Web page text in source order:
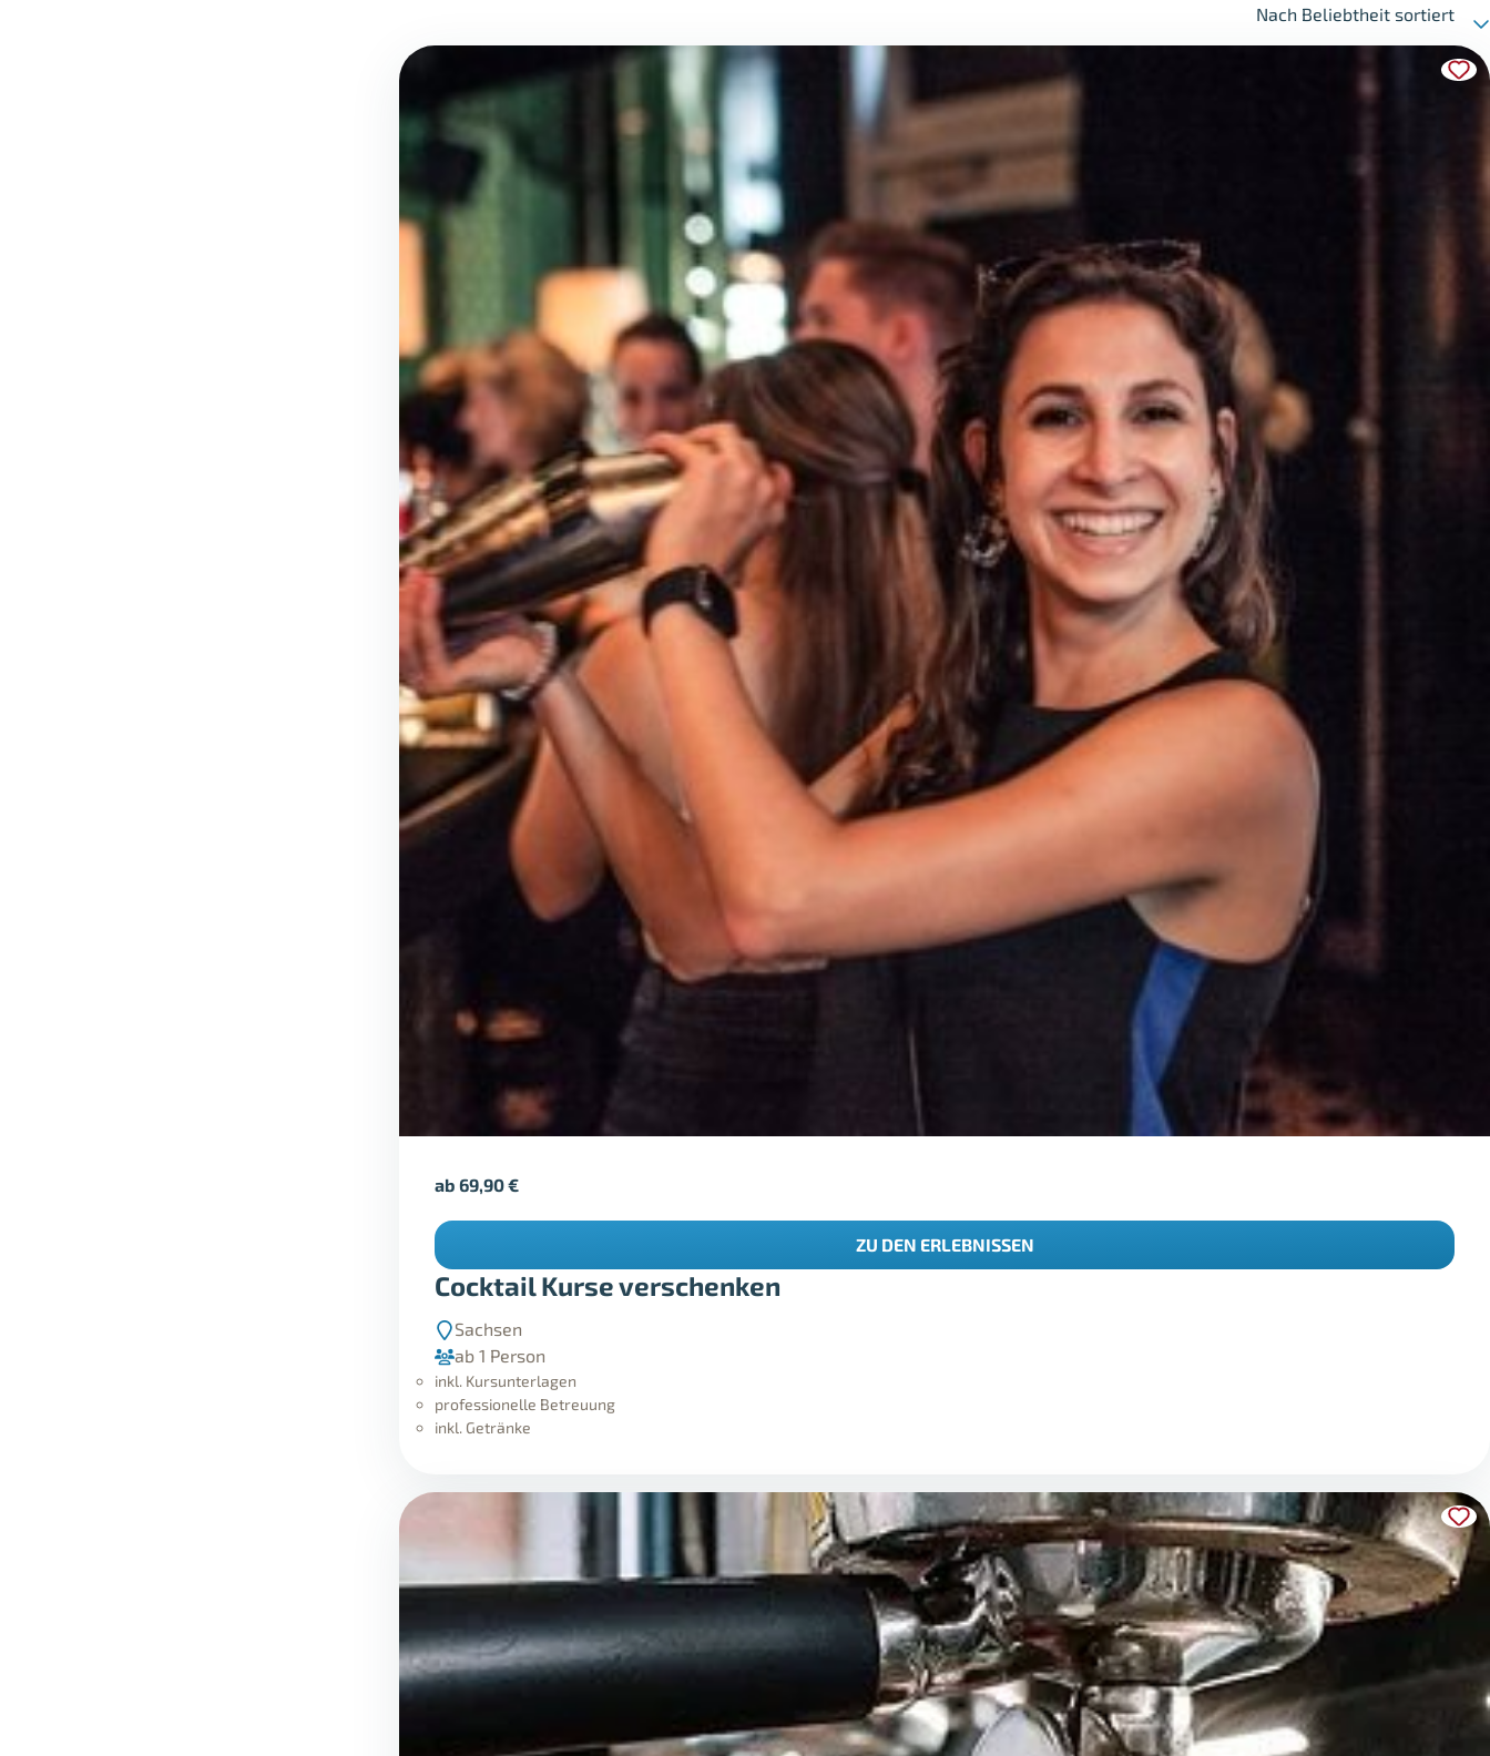
Nach Beliebtheit sortiert
Cocktail Kurse verschenken
Sachsen
ab 1 Person
inkl. Kursunterlagen
professionelle Betreuung
inkl. Getränke
ab 69,90€
ZU DEN ERLEBNISSEN